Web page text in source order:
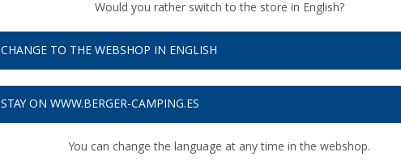
Color
Would you rather switch to the store in English?
CHANGE TO THE WEBSHOP IN ENGLISH
STAY ON WWW.BERGER-CAMPING.ES
You can change the language at any time in the webshop.